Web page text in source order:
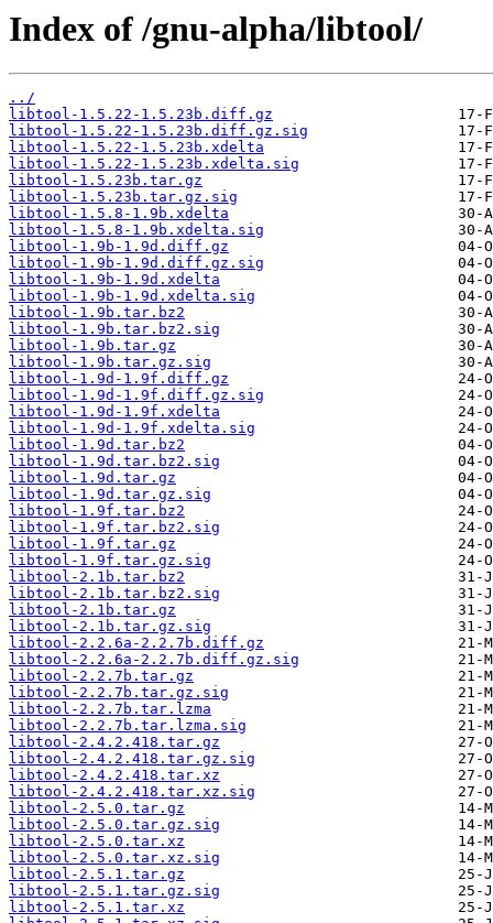
Index of /gnu-alpha/libtool/
../
libtool-1.5.22-1.5.23b.diff.gz
libtool-1.5.22-1.5.23b.diff.gz.sig
libtool-1.5.22-1.5.23b.xdelta
libtool-1.5.22-1.5.23b.xdelta.sig
libtool-1.5.23b.tar.gz
libtool-1.5.23b.tar.gz.sig
libtool-1.5.8-1.9b.xdelta
libtool-1.5.8-1.9b.xdelta.sig
libtool-1.9b-1.9d.diff.gz
libtool-1.9b-1.9d.diff.gz.sig
libtool-1.9b-1.9d.xdelta
libtool-1.9b-1.9d.xdelta.sig
libtool-1.9b.tar.bz2
libtool-1.9b.tar.bz2.sig
libtool-1.9b.tar.gz
libtool-1.9b.tar.gz.sig
libtool-1.9d-1.9f.diff.gz
libtool-1.9d-1.9f.diff.gz.sig
libtool-1.9d-1.9f.xdelta
libtool-1.9d-1.9f.xdelta.sig
libtool-1.9d.tar.bz2
libtool-1.9d.tar.bz2.sig
libtool-1.9d.tar.gz
libtool-1.9d.tar.gz.sig
libtool-1.9f.tar.bz2
libtool-1.9f.tar.bz2.sig
libtool-1.9f.tar.gz
libtool-1.9f.tar.gz.sig
libtool-2.1b.tar.bz2
libtool-2.1b.tar.bz2.sig
libtool-2.1b.tar.gz
libtool-2.1b.tar.gz.sig
libtool-2.2.6a-2.2.7b.diff.gz
libtool-2.2.6a-2.2.7b.diff.gz.sig
libtool-2.2.7b.tar.gz
libtool-2.2.7b.tar.gz.sig
libtool-2.2.7b.tar.lzma
libtool-2.2.7b.tar.lzma.sig
libtool-2.4.2.418.tar.gz
libtool-2.4.2.418.tar.gz.sig
libtool-2.4.2.418.tar.xz
libtool-2.4.2.418.tar.xz.sig
libtool-2.5.0.tar.gz
libtool-2.5.0.tar.gz.sig
libtool-2.5.0.tar.xz
libtool-2.5.0.tar.xz.sig
libtool-2.5.1.tar.gz
libtool-2.5.1.tar.gz.sig
libtool-2.5.1.tar.xz